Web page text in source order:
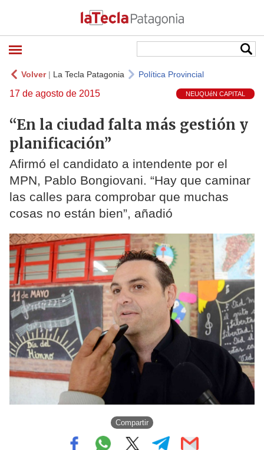
Volver| La Tecla Patagonia Política Provincial
17 de agosto de 2015 NEUQUéN CAPITAL
“En la ciudad falta más gestión y
planificación”
Afirmó el candidato a intendente por el
MPN, Pablo Bongiovani. “Hay que caminar
las calles para comprobar que muchas
cosas no están bien”, añadió
Compartir